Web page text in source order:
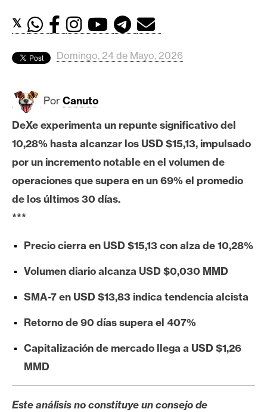
d
s
B
t
c
o
i
n
t
e
r
u
𝕏
Domingo, 24 de Mayo, 2026
Por Canuto
DeXe experimenta un repunte significativo del
10,28% hasta alcanzar los USD $15,13, impulsado
por un incremento notable en el volumen de
operaciones que supera en un 69% el promedio
de los últimos 30 días.
***
Precio cierra en USD $15,13 con alza de 10,28%
Volumen diario alcanza USD $0,030 MMD
SMA-7 en USD $13,83 indica tendencia alcista
Retorno de 90 días supera el 407%
Capitalización de mercado llega a USD $1,26
MMD
Este análisis no constituye un consejo de